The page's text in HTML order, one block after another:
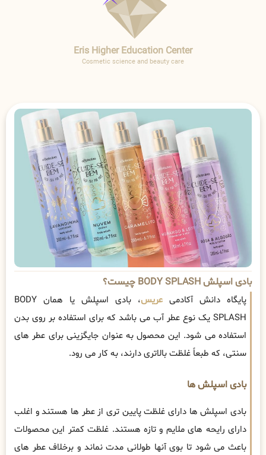
Eris Higher Education Center
Cosmetic science and beauty care
بادی اسپلش BODY SPLASH چیست؟
پایگاه دانش آکادمی عریس
، بادی اسپلش یا همان BODY
SPLASH یک نوع عطر آب می باشد که برای استفاده بر روی بدن
استفاده می شود. این محصول به عنوان جایگزینی برای عطر های
سنتی، که طبعاً غلظت بالاتری دارند، به کار می رود.
بادی اسپلش ها
بادی اسپلش ها دارای غلظت پایین تری از عطر ها هستند و اغلب
دارای رایحه های ملایم و تازه هستند. غلظت کمتر این محصولات
باعث می شود تا بوی آنها طولانی مدت نماند و برخلاف عطر های